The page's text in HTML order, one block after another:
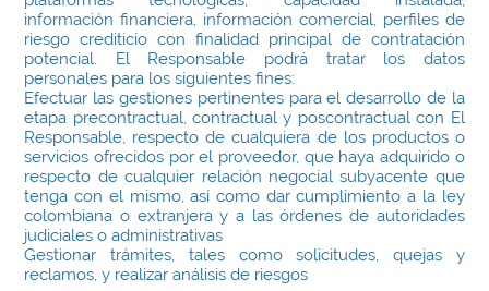
información financiera, información comercial, perfiles de
riesgo crediticio con finalidad principal de contratación
potencial. El Responsable podrá tratar los datos
personales para los siguientes fines:
Efectuar las gestiones pertinentes para el desarrollo de la
etapa precontractual, contractual y poscontractual con El
Responsable, respecto de cualquiera de los productos o
servicios ofrecidos por el proveedor, que haya adquirido o
respecto de cualquier relación negocial subyacente que
tenga con el mismo, así como dar cumplimiento a la ley
colombiana o extranjera y a las órdenes de autoridades
judiciales o administrativas
Gestionar trámites, tales como solicitudes, quejas y
reclamos, y realizar análisis de riesgos